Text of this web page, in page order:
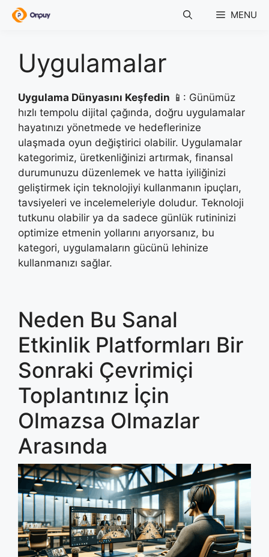
Skip
MENU
Uygulamalar
Uygulama Dünyasını Keşfedin 📱: Günümüz
hızlı tempolu dijital çağında, doğru uygulamalar
hayatınızı yönetmede ve hedeflerinize
ulaşmada oyun değiştirici olabilir. Uygulamalar
kategorimiz, üretkenliğinizi artırmak, finansal
durumunuzu düzenlemek ve hatta iyiliğinizi
geliştirmek için teknolojiyi kullanmanın ipuçları,
tavsiyeleri ve incelemeleriyle doludur. Teknoloji
tutkunu olabilir ya da sadece günlük rutininizi
optimize etmenin yollarını arıyorsanız, bu
kategori, uygulamaların gücünü lehinize
kullanmanızı sağlar.
Neden Bu Sanal
Etkinlik Platformları Bir
Sonraki Çevrimiçi
Toplantınız İçin
Olmazsa Olmazlar
Arasında